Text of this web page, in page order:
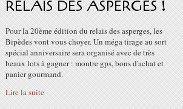
RELAIS DES ASPERGES !
Pour la 20ème édition du relais des asperges, les
Bipèdes vont vous choyer. Un méga tirage au sort
spécial anniversaire sera organisé avec de très
beaux lots à gagner : montre gps, bons d'achat et
panier gourmand.
Lire la suite